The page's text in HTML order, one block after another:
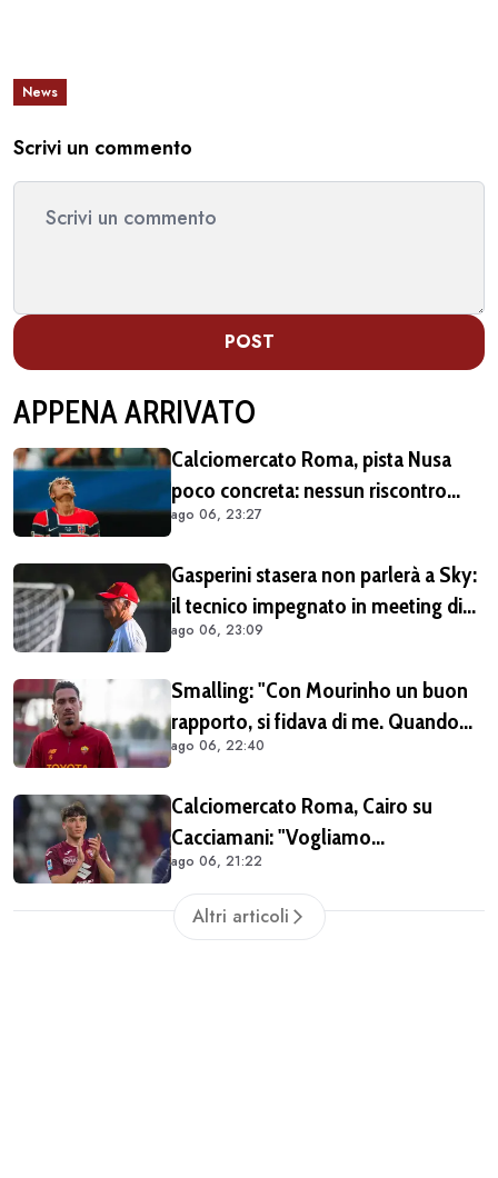
News
Scrivi un commento
POST
APPENA ARRIVATO
Calciomercato Roma, pista Nusa
poco concreta: nessun riscontro
positivo dal calciatore né dal Lipsia
ago 06, 23:27
Gasperini stasera non parlerà a Sky:
il tecnico impegnato in meeting di
mercato
ago 06, 23:09
Smalling: "Con Mourinho un buon
rapporto, si fidava di me. Quando
mi criticò? Mi aveva dato la
avevo raggiunto il limite con gli
antidolorifici"
ago 06, 22:40
Calciomercato Roma, Cairo su
Cacciamani: "Vogliamo
assolutamente tenerlo". Distanza tra
i club sulla valutazione del
giocatore
ago 06, 21:22
Altri articoli